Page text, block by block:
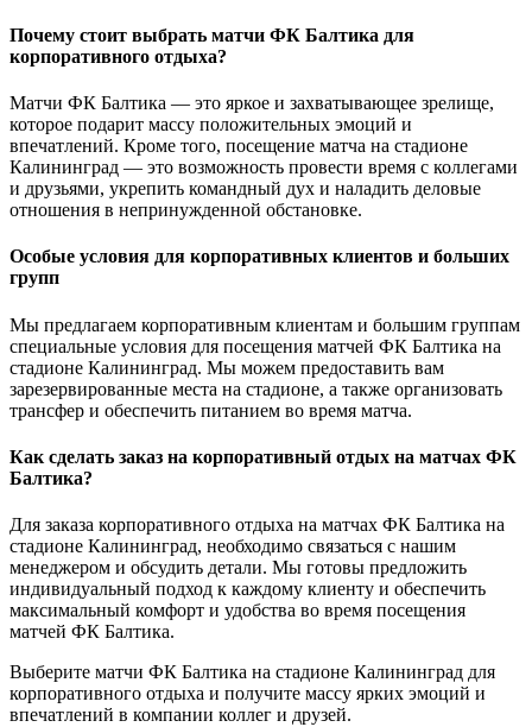
Почему стоит выбрать матчи ФК Балтика для
корпоративного отдыха?
Матчи ФК Балтика — это яркое и захватывающее зрелище,
которое подарит массу положительных эмоций и
впечатлений. Кроме того, посещение матча на стадионе
Калининград — это возможность провести время с коллегами
и друзьями, укрепить командный дух и наладить деловые
отношения в непринужденной обстановке.
Особые условия для корпоративных клиентов и больших
групп
Мы предлагаем корпоративным клиентам и большим группам
специальные условия для посещения матчей ФК Балтика на
стадионе Калининград. Мы можем предоставить вам
зарезервированные места на стадионе, а также организовать
трансфер и обеспечить питанием во время матча.
Как сделать заказ на корпоративный отдых на матчах ФК
Балтика?
Для заказа корпоративного отдыха на матчах ФК Балтика на
стадионе Калининград, необходимо связаться с нашим
менеджером и обсудить детали. Мы готовы предложить
индивидуальный подход к каждому клиенту и обеспечить
максимальный комфорт и удобства во время посещения
матчей ФК Балтика.
Выберите матчи ФК Балтика на стадионе Калининград для
корпоративного отдыха и получите массу ярких эмоций и
впечатлений в компании коллег и друзей.